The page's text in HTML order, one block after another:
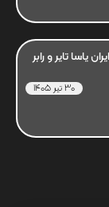
یاسا تایر و رابر
30 تیر 1405